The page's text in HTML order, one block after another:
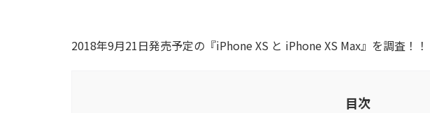
2018年9月21日発売予定の『iPhone XS と iPhone XS Max』を調査！！
目次